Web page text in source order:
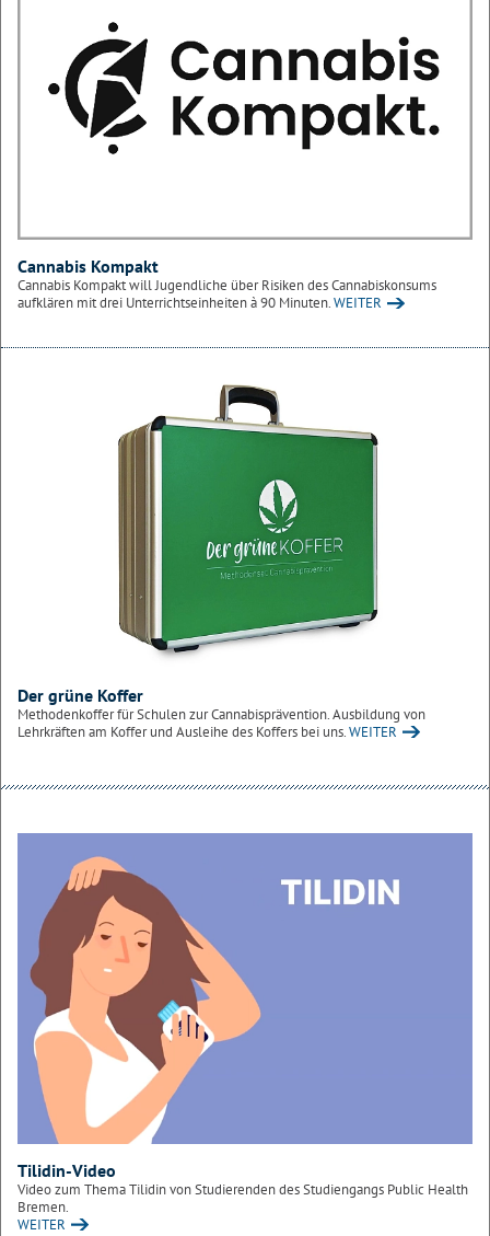
Cannabis Kompakt
Cannabis Kompakt will Jugendliche über Risiken des Cannabiskonsums
aufklären mit drei Unterrichtseinheiten à 90 Minuten.WEITER
Der grüne Koffer
Methodenkoffer für Schulen zur Cannabisprävention. Ausbildung von
Lehrkräften am Koffer und Ausleihe des Koffers bei uns.WEITER
Tilidin-Video
Video zum Thema Tilidin von Studierenden des Studiengangs Public Health
Bremen.
WEITER